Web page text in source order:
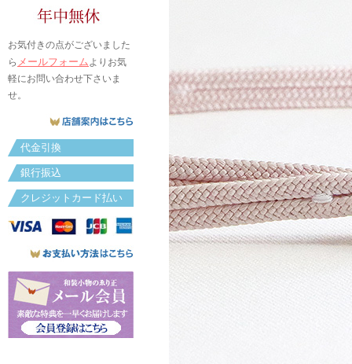
お気付きの点がございました
ら メールフォームよりお気
軽にお問い合わせ下さいま
せ。
代金引換
銀行振込
クレジットカード払い